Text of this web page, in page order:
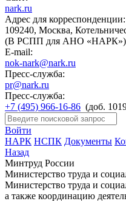
nark.ru
Адрес для корреспонденции:
109240, Москва,
(В РСПП для АНО «НАРК»)
E-mail:
nok-nark@nark.ru
Пресс-служба:
pr@nark.ru
Пресс-служба:
+7 (495) 966-16-86 (доб.
Войти
НАРК НСПК Документы
Назад
Минтруд России
Министерство труда и
Министерство труда и
а также координацию